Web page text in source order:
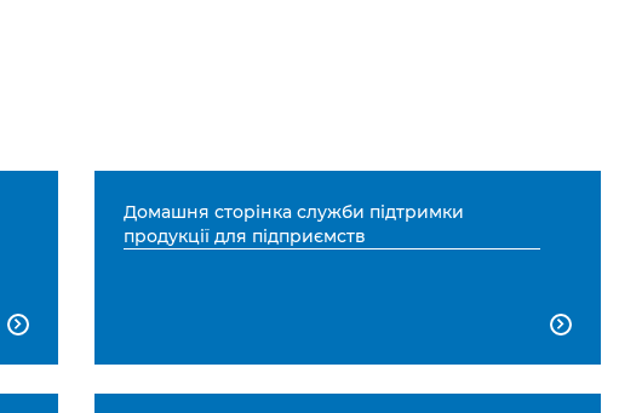

Домашня сторінка служби підтримки
продукції для підприємств
